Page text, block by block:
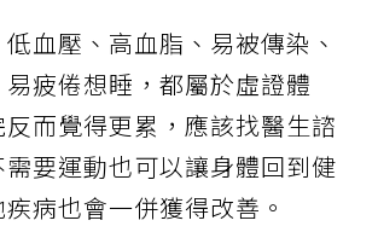
血壓、高血脂、易被傳染、
疲倦想睡，都屬於虛證體
而覺得更累，應該找醫生諮
要運動也可以讓身體回到健
病也會一併獲得改善。